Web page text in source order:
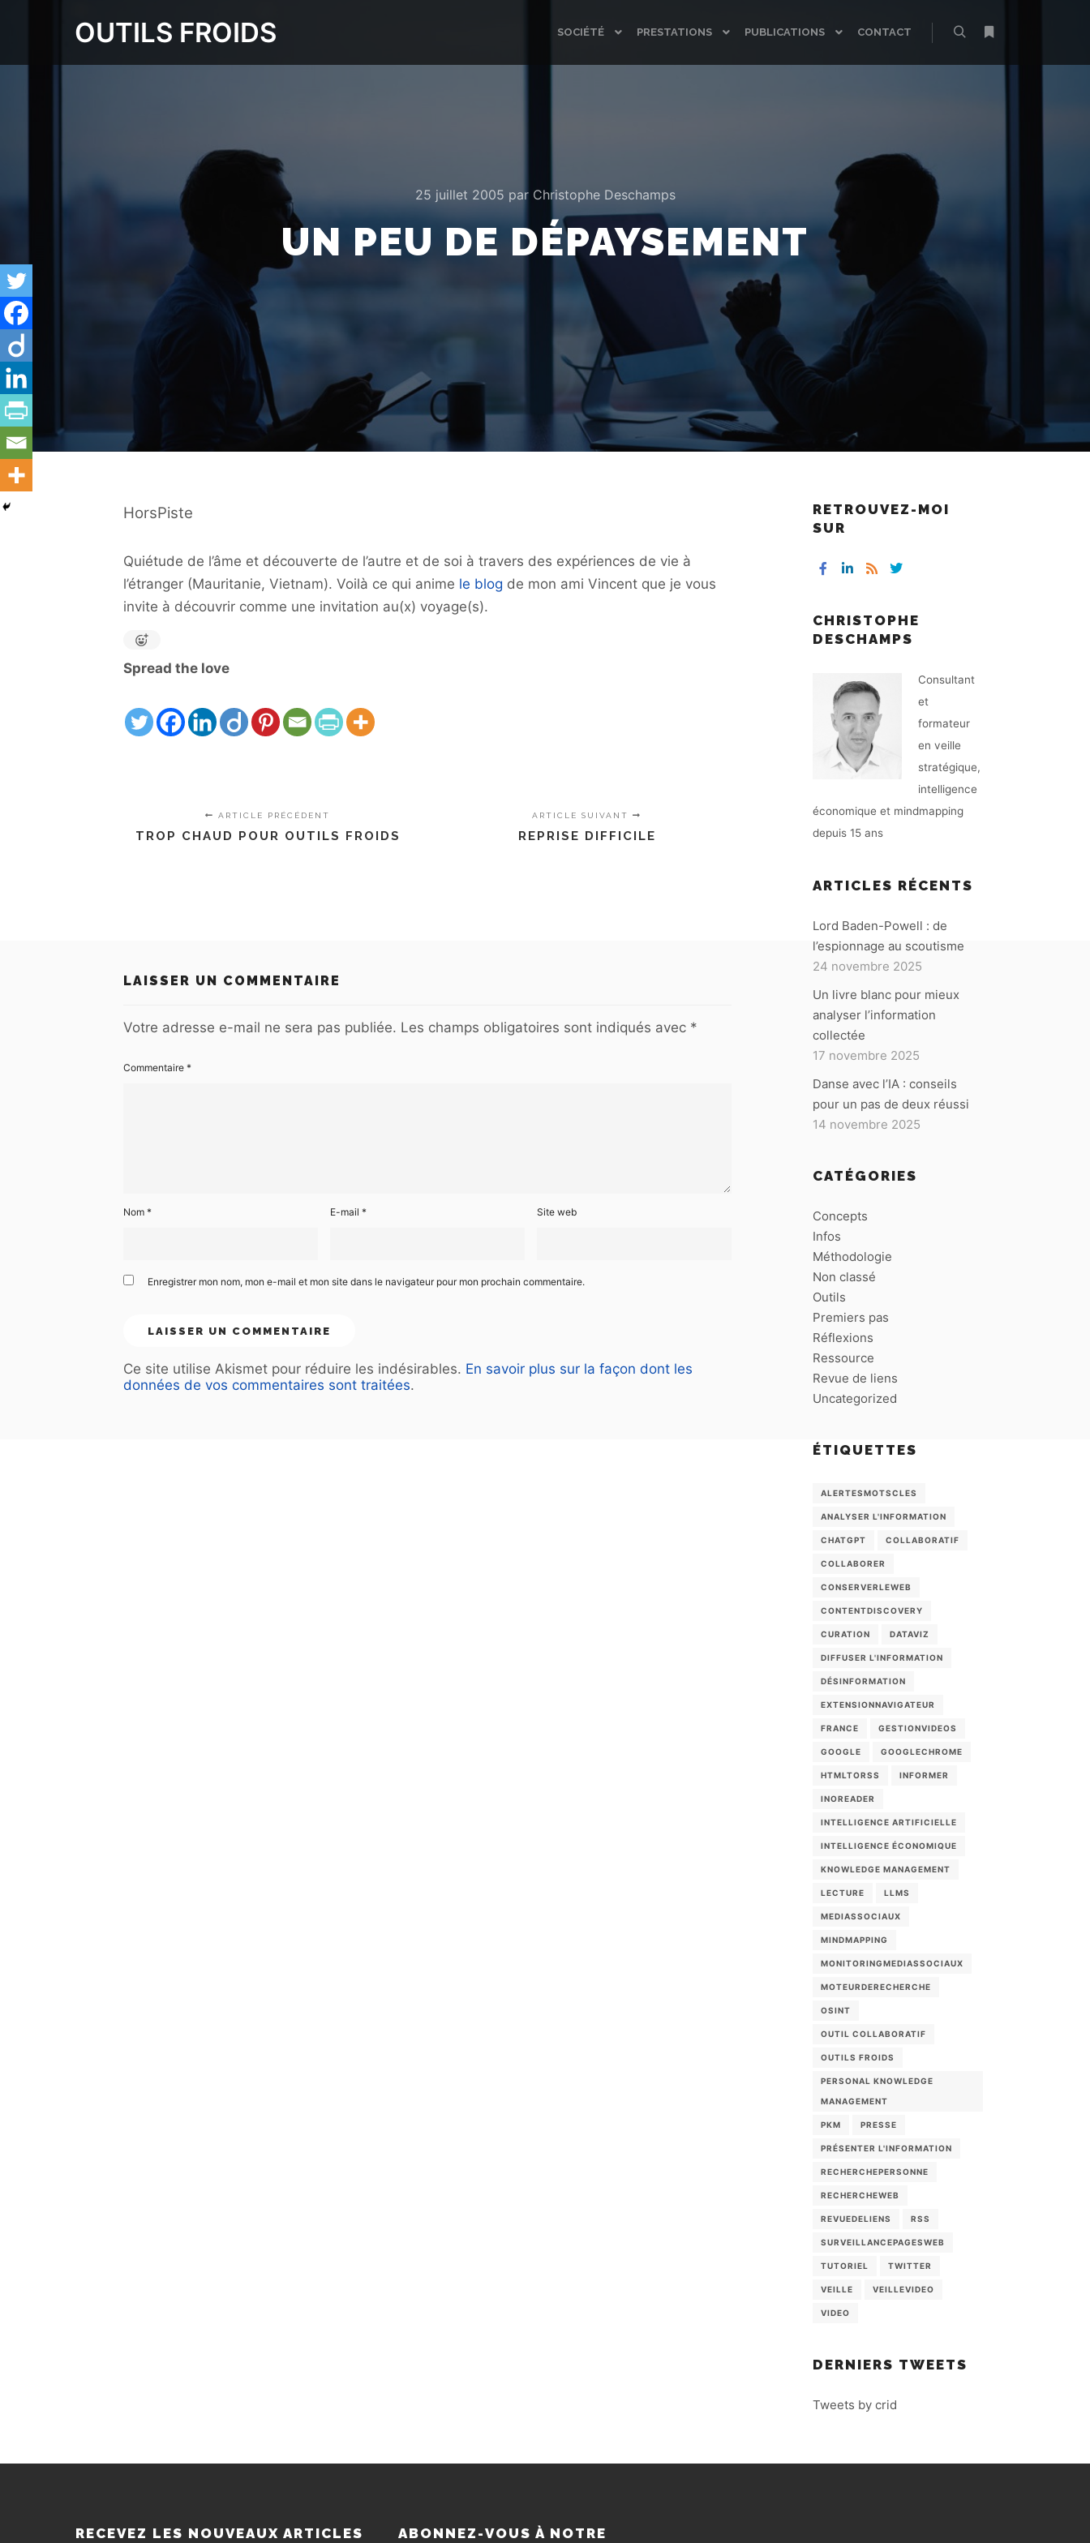
OUTILS FROIDS SOCIÉTÉ PRESTATIONS PUBLICATIONS
CONTACT
25 juillet 2005 par Christophe Deschamps
UN PEU DE DÉPAYSEMENT
HorsPiste
Quiétude de l’âme et découverte de l’autre et de soi à travers des expériences de vie à
l’étranger (Mauritanie, Vietnam). Voilà ce qui anime le blog de mon ami Vincent que je vous
invite à découvrir comme une invitation au(x) voyage(s).
Spread the love
ARTICLE PRÉCÉDENT
TROP CHAUD POUR OUTILS FROIDS
ARTICLE SUIVANT
REPRISE DIFFICILE
LAISSER UN COMMENTAIRE
Votre adresse e-mail ne sera pas publiée. Les champs obligatoires sont indiqués avec *
Commentaire *
Nom * E-mail * Site web
Enregistrer mon nom, mon e-mail et mon site dans le navigateur pour mon prochain commentaire.
Ce site utilise Akismet pour réduire les indésirables. En savoir plus sur la façon dont les
données de vos commentaires sont traitées.
RETROUVEZ-MOI
SUR
CHRISTOPHE
DESCHAMPS
Consultant
et
formateur
en veille
stratégique,
intelligence
économique et mindmapping
depuis 15 ans
ARTICLES RÉCENTS
Lord Baden-Powell : de
l’espionnage au scoutisme
24 novembre 2025
Un livre blanc pour mieux
analyser l’information
collectée
17 novembre 2025
Danse avec l’IA : conseils
pour un pas de deux réussi
14 novembre 2025
CATÉGORIES
Concepts
Infos
Méthodologie
Non classé
Outils
Premiers pas
Réflexions
Ressource
Revue de liens
Uncategorized
ÉTIQUETTES
ALERTESMOTSCLES
ANALYSER L'INFORMATION
CHATGPT COLLABORATIF
COLLABORER
CONSERVERLEWEB
CONTENTDISCOVERY
CURATION DATAVIZ
DIFFUSER L'INFORMATION
DÉSINFORMATION
EXTENSIONNAVIGATEUR
FRANCE GESTIONVIDEOS
GOOGLE GOOGLECHROME
HTMLTORSS INFORMER
INOREADER
INTELLIGENCE ARTIFICIELLE
INTELLIGENCE ÉCONOMIQUE
KNOWLEDGE MANAGEMENT
LECTURE LLMS
MEDIASSOCIAUX
MINDMAPPING
MONITORINGMEDIASSOCIAUX
MOTEURDERECHERCHE
OSINT
OUTIL COLLABORATIF
OUTILS FROIDS
PERSONAL KNOWLEDGE
MANAGEMENT
PKM PRESSE
PRÉSENTER L'INFORMATION
RECHERCHEPERSONNE
RECHERCHEWEB
REVUEDELIENS RSS
SURVEILLANCEPAGESWEB
TUTORIEL TWITTER
VEILLE VEILLEVIDEO
VIDEO
DERNIERS TWEETS
Tweets by crid
RECEVEZ LES NOUVEAUX ARTICLES ABONNEZ-VOUS À NOTRE